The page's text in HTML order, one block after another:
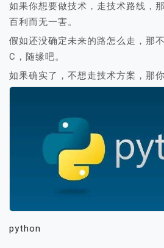
如果你想要做技术，走技术路线，
百利而无一害。
假如还没确定未来的路怎么走，那
C，随缘吧。
如果确实了，不想走技术方案，那
python